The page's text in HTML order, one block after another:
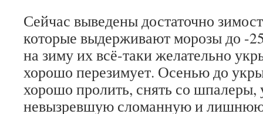
Сейчас выведены достаточно
которые выдерживают морозы до -
на зиму их всё-таки желательно
хорошо перезимует. Осенью до
хорошо пролить, снять со шпалеры,
невызревшую сломанную и лишнюю